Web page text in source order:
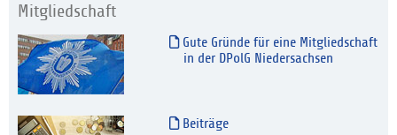
Mitgliedschaft
Gute Gründe für eine Mitgliedschaft
in der DPolG Niedersachsen
Beiträge